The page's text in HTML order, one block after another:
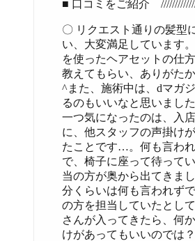
■ 口コミをご紹介
〇 リクエスト通りの髪型
い、大変満足しています
を使ったヘアセットの仕
教えてもらい、ありがた
^また、施術中は、dマガ
るのもいいなと思いました
一つ気になったのは、入
に、他スタッフの声掛け
たことです…。何も言わ
で、椅子に座って待って
当の方が奥から出てきま
分くらいは何も言われず
の方を担当していたとし
さんが入ってきたら、何
けがあってもいいのでは